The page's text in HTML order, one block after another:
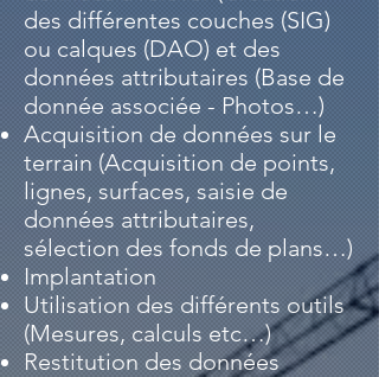
des différentes couches (SIG)
ou calques (DAO) et des
données attributaires (Base de
donnée associée - Photos…)
Acquisition de données sur le
terrain (Acquisition de points,
lignes, surfaces, saisie de
données attributaires,
sélection des fonds de plans…)
Implantation
Utilisation des différents outils
(Mesures, calculs etc…)
Restitution des données